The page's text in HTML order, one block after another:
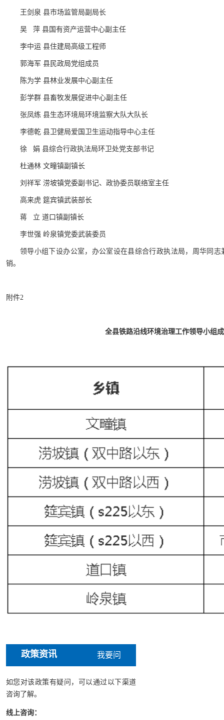
王剑泉 县市场监管局副局长
吴 萍 县国有资产运营中心副主任
李中运 县住建局高级工程师
郭海军 县民政局党组成员
陈为学 县林业发展中心副主任
彭学群 县畜牧发展促进中心副主任
张凤练 县生态环境局环境监察大队大队长
李德乾 县卫健局爱国卫生运动指导中心主任
徐 娟 县综合行政执法局环卫处党支部书记
杜通林 文疃镇副镇长
刘祥军 涝坡镇党委副书记、政协委员联络室主任
高来虎 筵宾镇武装部长
蒋 立 道口镇副镇长
李世强 岭泉镇党委武装委员
领导小组下设办公室，办公室设在县综合行政执法局，周华同
销。
附件2
全县铁路沿线环境治理工作领导小组
政策资讯 我要问
如您对该政策有疑问，可以通过以下渠道
咨询了解。
线上咨询：